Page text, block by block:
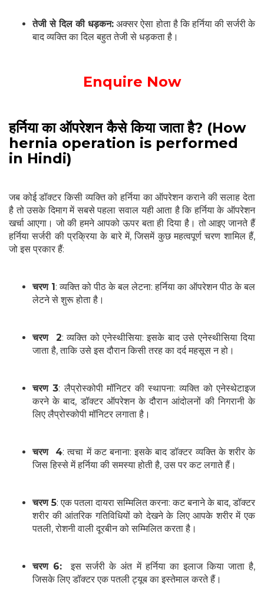
तेजी से दिल की धड़कन: अक्सर ऐसा होता है कि हर्निया की सर्जरी के
बाद व्यक्ति का दिल बहुत तेजी से धड़कता है।
Enquire Now
हर्निया का ऑपरेशन कैसे किया जाता है? (How
hernia operation is performed
in Hindi)
जब कोई डॉक्टर किसी व्यक्ति को हर्निया का ऑपरेशन कराने की सलाह देता
है तो उसके दिमाग में सबसे पहला सवाल यही आता है कि हर्निया के ऑपरेशन
खर्चा आएगा। जो की हमने आपको ऊपर बता ही दिया है। तो आइए जानते हैं
हर्निया सर्जरी की प्रक्रिया के बारे में, जिसमें कुछ महत्वपूर्ण चरण शामिल हैं,
जो इस प्रकार हैं:
चरण 1 : व्यक्ति को पीठ के बल लेटना: हर्निया का ऑपरेशन पीठ के बल
लेटने से शुरू होता है।
चरण 2: व्यक्ति को एनेस्थीसिया: इसके बाद उसे एनेस्थीसिया दिया
जाता है, ताकि उसे इस दौरान किसी तरह का दर्द महसूस न हो।
चरण 3: लैप्रोस्कोपी मॉनिटर की स्थापना: व्यक्ति को एनेस्थेटाइज
करने के बाद, डॉक्टर ऑपरेशन के दौरान आंदोलनों की निगरानी के
लिए लैप्रोस्कोपी मॉनिटर लगाता है।
चरण 4: त्वचा में कट बनाना: इसके बाद डॉक्टर व्यक्ति के शरीर के
जिस हिस्से में हर्निया की समस्या होती है, उस पर कट लगाते हैं।
चरण 5: एक पतला दायरा सम्मिलित करना: कट बनाने के बाद, डॉक्टर
शरीर की आंतरिक गतिविधियों को देखने के लिए आपके शरीर में एक
पतली, रोशनी वाली दूरबीन को सम्मिलित करता है।
चरण 6:
इस सर्जरी के अंत में हर्निया का इलाज किया जाता है,
जिसके लिए डॉक्टर एक पतली ट्यूब का इस्तेमाल करते हैं।